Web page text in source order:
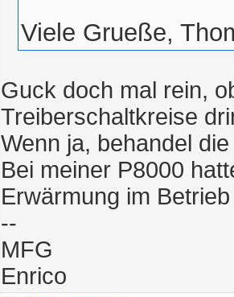
Viele Grueße,
Guck doch mal rein,
Treiberschaltkreise
Wenn ja, behandel
Bei meiner P8000
Erwärmung im
--
MFG
Enrico